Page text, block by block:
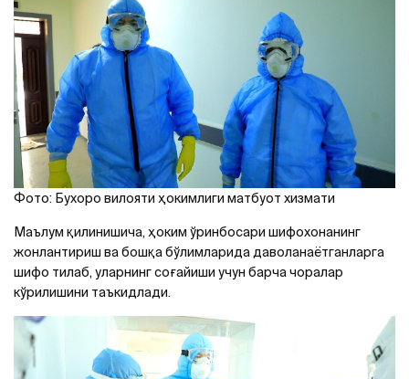
Фото: Бухоро вилояти ҳокимлиги матбуот хизмати
Маълум қилинишича, ҳоким ўринбосари шифохонанинг
жонлантириш ва бошқа бўлимларида даволанаётганларга
шифо тилаб, уларнинг соғайиши учун барча чоралар
кўрилишини таъкидлади.